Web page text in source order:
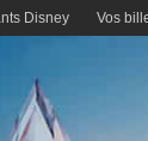
Disney Vos